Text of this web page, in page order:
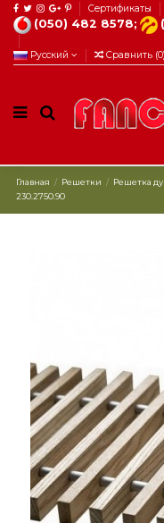
Сертификаты
(050) 482 8578;
Русский Сравнить (0)
Главная Решетки
Решетка
230.2750.90